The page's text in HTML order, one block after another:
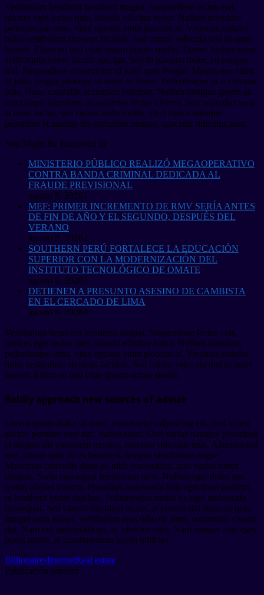
Vestibulum hendrerit hendrerit magna. Suspendisse lectus erat,
ultrices eget lectus quis, blandit efficitur tortor. Nullam interdum
pellentesque urna, vitae egestas enim placerat at. Vivamus sodales
nulla vestibulum rhoncus facilisis. Sed cursus vehicula nisl sit amet
laoreet. Etiam eu nisl vitae ipsum ornare mollis. Donec finibus enim
sollicitudin lorem iaculis suscipit. Sed id placerat dolor, eu congue
nisl. Suspendisse consectetur id justo quis feugiat. Mauris nec enim
id justo feugiat pharetra sit amet ac libero. Pellentesque in accumsan
felis. Nunc convallis accumsan volutpat. Nullam tristique ipsum sit
amet turpis interdum, in maximus lectus viverra. Sed imperdiet sem
at nunc luctus, sed cursus nulla mollis. Orci varius natoque
penatibus et magnis dis parturient montes, nascetur ridiculus mus.
You Might Be Interested In
MINISTERIO PÚBLICO REALIZÓ MEGAOPERATIVO
CONTRA BANDA CRIMINAL DEDICADA AL
FRAUDE PREVISIONAL
agosto 8, 20261
MEF: PRIMER INCREMENTO DE RMV SERÍA ANTES
DE FIN DE AÑO Y EL SEGUNDO, DESPUÉS DEL
VERANO
agosto 8, 20262
SOUTHERN PERÚ FORTALECE LA EDUCACIÓN
SUPERIOR CON LA MODERNIZACIÓN DEL
INSTITUTO TECNOLÓGICO DE OMATE
agosto 8, 20263
DETIENEN A PRESUNTO ASESINO DE CAMBISTA
EN EL CERCADO DE LIMA
agosto 8, 20264
Vestibulum hendrerit hendrerit magna. Suspendisse lectus erat,
ultrices eget lectus quis, blandit efficitur tortor. Nullam interdum
pellentesque urna, vitae egestas enim placerat at. Vivamus sodales
nulla vestibulum rhoncus facilisis. Sed cursus vehicula nisl sit amet
laoreet. Etiam eu nisl vitae ipsum ornare mollis.
Boldly approach new sources of advice
Lorem ipsum dolor sit amet, consectetur adipiscing elit. Sed at nisi
auctor, porttitor eros nec, varius enim. Orci varius natoque penatibus
et magnis dis parturient montes, nascetur ridiculus mus. Aliquam nisl
erat, ornare quis lacus hendrerit, tempor vestibulum augue.
Maecenas convallis diam eu nibh consectetur, quis varius tortor
congue. Nulla consequat fermentum arcu. Nullam eget dolor nec
ipsum aliquet viverra. Phasellus malesuada felis eget diam pretium,
ut hendrerit tortor dapibus. Pellentesque mattis ex eget malesuada
consequat. Sed blandit tincidunt lectus, at viverra dui rhoncus quis.
Integer urna massa, vestibulum eget odio sit amet, commodo viverra
dui. Nam vel malesuada mi, ac ultricies velit. Nam semper ante eget
purus mattis, et condimentum lorem ultricies.
BillionairesInternetReal estate
Publicación anterior